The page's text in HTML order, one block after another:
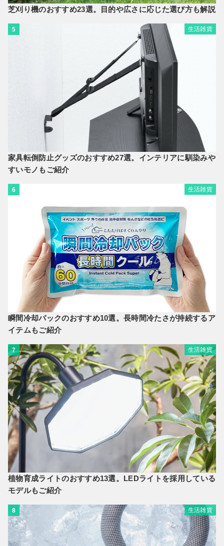
芝刈り機のおすすめ23選。目的や広さに応じた選び方も解説
5 生活雑貨
家具転倒防止グッズのおすすめ27選。インテリアに馴染みや
すいモノもご紹介
6 生活雑貨
瞬間冷却パックのおすすめ10選。長時間冷たさが持続するア
イテムもご紹介
7 生活雑貨
植物育成ライトのおすすめ13選。LEDライトを採用している
モデルもご紹介
8 生活雑貨